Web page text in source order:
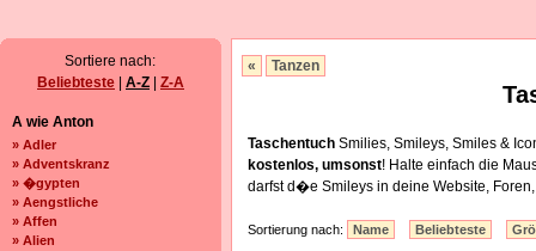
Sortiere nach:
Beliebteste
A-Z Z-A
A wie Anton
» Adler
» Adventskranz
» �gypten
» Aengstliche
» Affen
» Alien
« Tanzen
Taschentuch Smilies, Smileys, Smiles &
kostenlos, umsonst! Halte einfach die
darfst d�e Smileys in deine Website,
Sortierung nach: Name Beliebteste